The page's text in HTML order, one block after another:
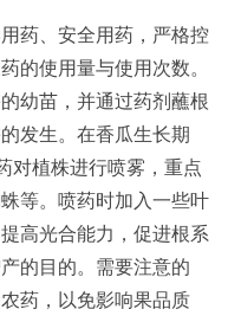
药、安全用药，严格控
的使用量与使用次数。
幼苗，并通过药剂蘸根
发生。在香瓜生长期
对植株进行喷雾，重点
等。喷药时加入一些叶
高光合能力，促进根系
的目的。需要注意的
药，以免影响果品质